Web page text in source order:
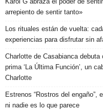
arrepiento de sentir tanto»
Los rituales están de vuelta:
experiencias para disfrutar sin
Charlotte de Casabianca
prima ‘La Última Función’, un
Charlotte
Estrenos “Rostros del
ni nadie es lo que parece